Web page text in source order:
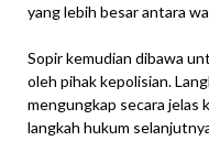
yang lebih besar antara
Sopir kemudian dibawa
oleh pihak kepolisian.
mengungkap secara jelas
langkah hukum